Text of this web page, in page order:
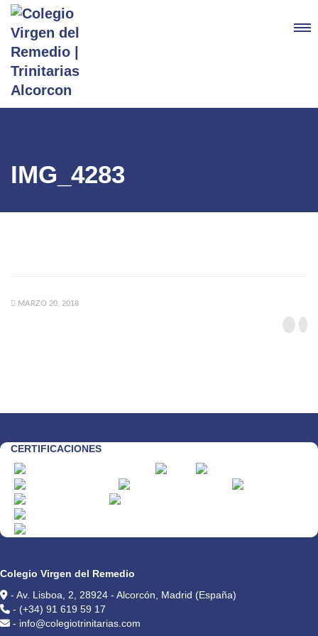
IMG_4283
MARZO 20, 2018
CERTIFICACIONES
Colegio Virgen del Remedio
- Av. Lisboa, 2, 28924 - Alcorcón, Madrid (España)
- (+34) 91 619 59 17
- info@colegiotrinitarias.com